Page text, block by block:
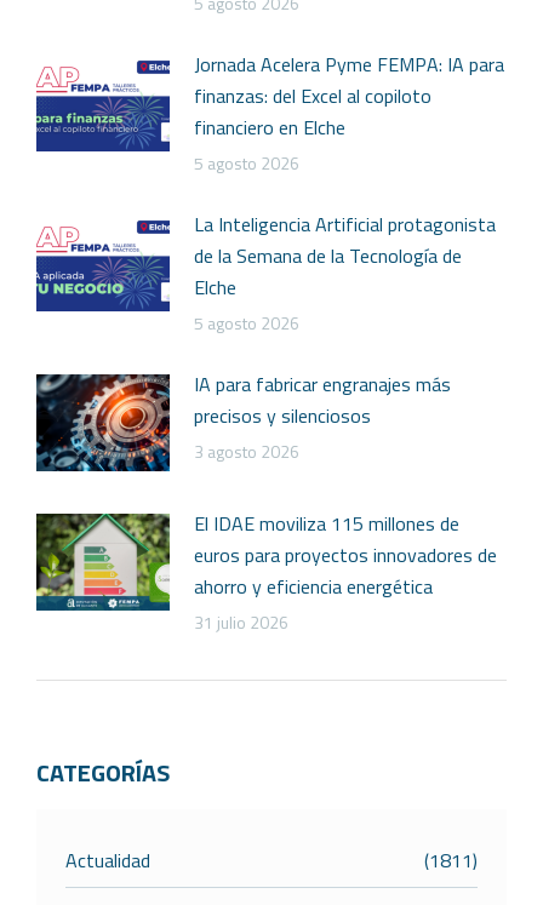
Jornada Acelera Pyme FEMPA: IA para
finanzas: del Excel al copiloto
financiero en Elche
5 agosto 2026
La Inteligencia Artificial protagonista
de la Semana de la Tecnología de
Elche
5 agosto 2026
IA para fabricar engranajes más
precisos y silenciosos
3 agosto 2026
El IDAE moviliza 115 millones de
euros para proyectos innovadores de
ahorro y eficiencia energética
31 julio 2026
CATEGORÍAS
Actualidad
(1811)